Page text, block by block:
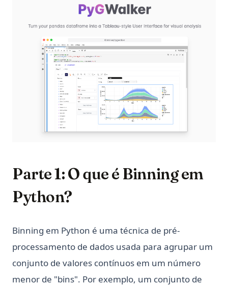
Parte 1: O que é Binning em
Python?
Binning em Python é uma técnica de pré-
processamento de dados usada para agrupar um
conjunto de valores contínuos em um número
menor de "bins". Por exemplo, um conjunto de